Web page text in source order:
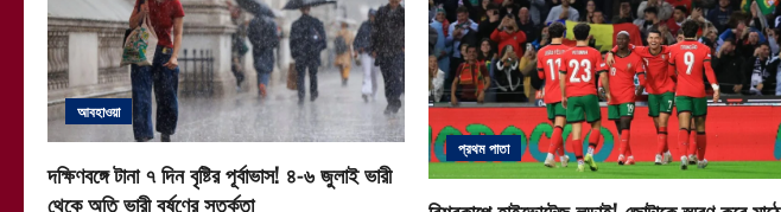
আবহাওয়া
দক্ষিণবঙ্গে টানা ৭ দিন বৃষ্টির পূর্বাভাস! ৪-৬ জুলাই ভারী
থেকে অতি ভারী বর্ষণের সতর্কতা
প্রথম পাতা